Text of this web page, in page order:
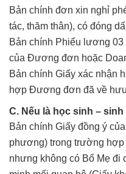
Bản chính đơn xin nghỉ
tác, thăm thân), có đóng
Bản chính Phiếu lương
của Đương đơn hoặc
Bản chính Giấy xác nhận
hợp Đương đơn đã về
C. Nếu là học sinh –
Bản chính Giấy đồng ý
phương) trong trường
nhưng không có Bố Mẹ đi